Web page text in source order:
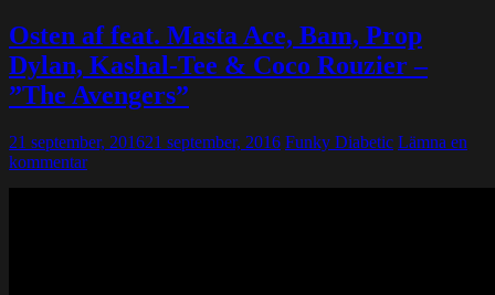
Osten af feat. Masta Ace, Bam, Prop
Dylan, Kashal-Tee & Coco Rouzier –
”The Avengers”
21 september, 201621 september, 2016 Funky Diabetic Lämna en
kommentar